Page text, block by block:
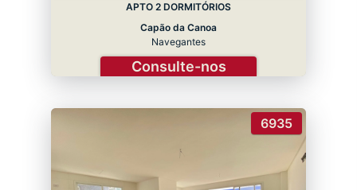
APTO 2 DORMITÓRIOS
Capão da Canoa
Navegantes
Consulte-nos
6935